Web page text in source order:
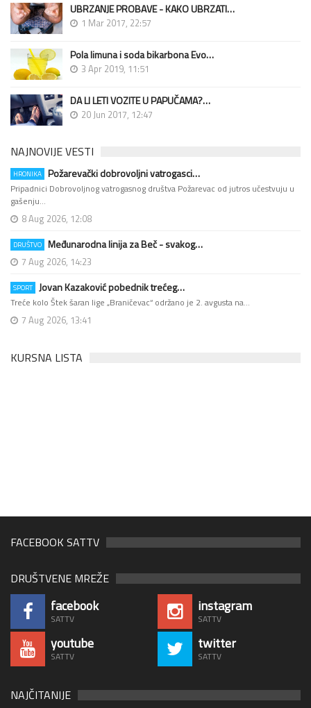
UBRZANJE PROBAVE - KAKO UBRZATI…
1 Mar 2017, 22:57
Pola limuna i soda bikarbona Evo…
3 Apr 2019, 11:51
DA LI LETI VOZITE U PAPUČAMA?…
20 Jun 2017, 12:47
NAJNOVIJE VESTI
HRONIKA Požarevački dobrovoljni vatrogasci…
Pripadnici Dobrovoljnog vatrogasnog društva Požarevac od jutros učestvuju u
gašenju…
8 Aug 2026, 12:08
DRUŠTVO Međunarodna linija za Beč - svakog…
7 Aug 2026, 14:23
SPORT Jovan Kazaković pobednik trećeg…
Treće kolo Štek šaran lige „Braničevac“ održano je 2. avgusta na…
7 Aug 2026, 13:41
KURSNA LISTA
FACEBOOK SATTV
DRUŠTVENE MREŽE
facebook
SATTV
instagram
SATTV
youtube
SATTV
twitter
SATTV
NAJČITANIJE